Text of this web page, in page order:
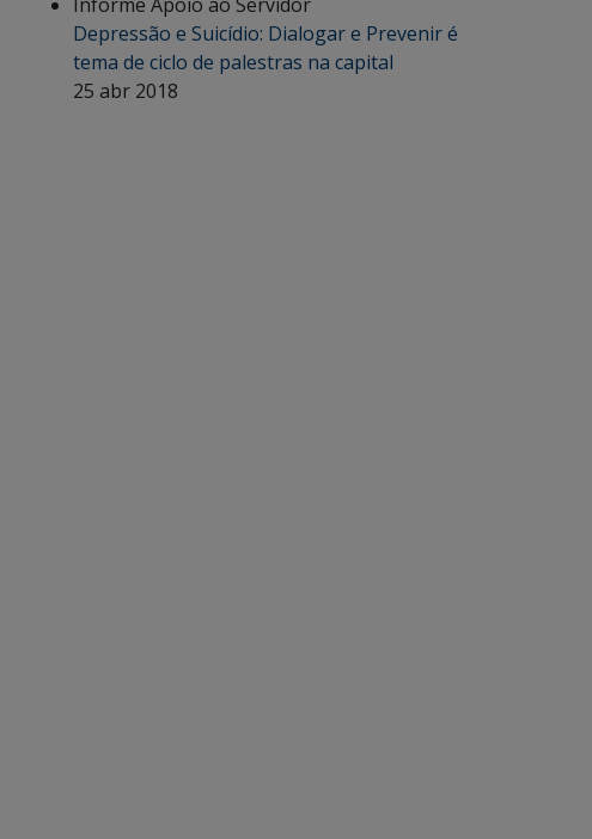
Depressão e Suicídio: Dialogar e Prevenir é
tema de ciclo de palestras na capital
25 abr 2018